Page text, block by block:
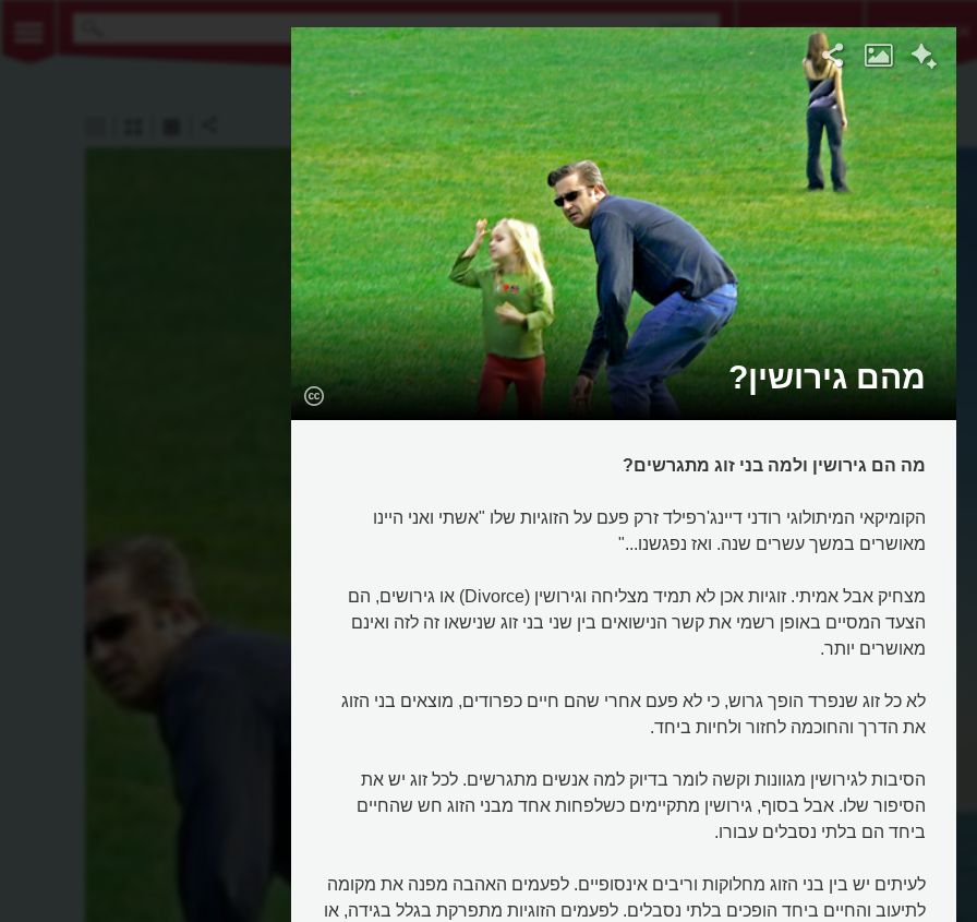
אתגר היום אקדמיה
מהם גירושין?
מה הם גירושין ולמה בני זוג מתגרשים?
הקומיקאי המיתולוגי רודני דיינג'רפילד זרק פעם על הזוגיות שלו "אשתי ואני היינו
מאושרים במשך עשרים שנה. ואז נפגשנו..."
מצחיק אבל אמיתי. זוגיות אכן לא תמיד מצליחה וגירושין (Divorce) או גירושים, הם
הצעד המסיים באופן רשמי את קשר הנישואים בין שני בני זוג שנישאו זה לזה ואינם
מאושרים יותר.
לא כל זוג שנפרד הופך גרוש, כי לא פעם אחרי שהם חיים כפרודים, מוצאים בני הזוג
את הדרך והחוכמה לחזור ולחיות ביחד.
הסיבות לגירושין מגוונות וקשה לומר בדיוק למה אנשים מתגרשים. לכל זוג יש את
הסיפור שלו. אבל בסוף, גירושין מתקיימים כשלפחות אחד מבני הזוג חש שהחיים
ביחד הם בלתי נסבלים עבורו.
לעיתים יש בין בני הזוג מחלוקות וריבים אינסופיים. לפעמים האהבה מפנה את מקומה
לתיעוב והחיים ביחד הופכים בלתי נסבלים. לפעמים הזוגיות מתפרקת בגלל בגידה, או